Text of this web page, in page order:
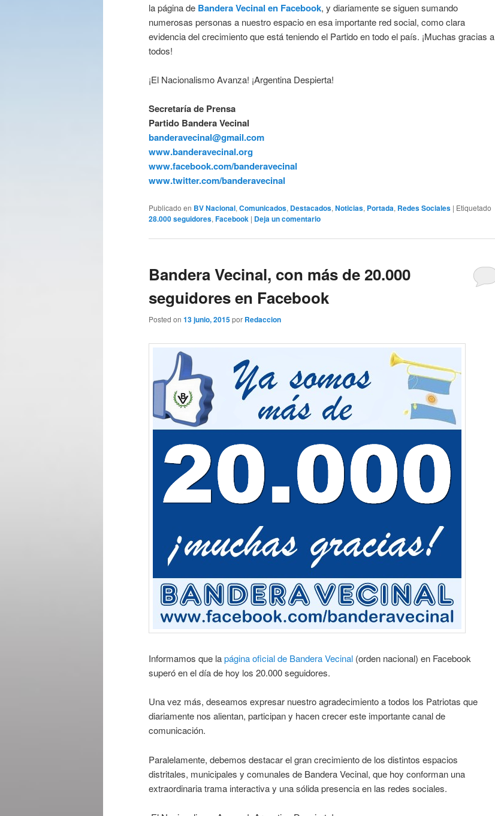
la página de Bandera Vecinal en Facebook, y diariamente se siguen sumando
numerosas personas a nuestro espacio en esa importante red social, como clara
evidencia del crecimiento que está teniendo el Partido en todo el país. ¡Muchas gracias a
todos!
¡El Nacionalismo Avanza! ¡Argentina Despierta!
Secretaría de Prensa
Partido Bandera Vecinal
banderavecinal@gmail.com
www.banderavecinal.org
www.facebook.com/banderavecinal
www.twitter.com/banderavecinal
Publicado en BV Nacional, Comunicados, Destacados, Noticias, Portada, Redes Sociales | Etiquetado
28.000 seguidores, Facebook | Deja un comentario
Bandera Vecinal, con más de 20.000
seguidores en Facebook
Posted on 13 junio, 2015por Redaccion
Informamos que lapágina oficial de Bandera Vecinal (orden nacional) en Facebook
superó en el día de hoy los 20.000 seguidores.
Una vez más, deseamos expresar nuestro agradecimiento a todos los Patriotas que
diariamente nos alientan, participan y hacen crecer este importante canal de
comunicación.
Paralelamente, debemos destacar el gran crecimiento de los distintos espacios
distritales, municipales y comunales de Bandera Vecinal, que hoy conforman una
extraordinaria trama interactiva y una sólida presencia en las redes sociales.